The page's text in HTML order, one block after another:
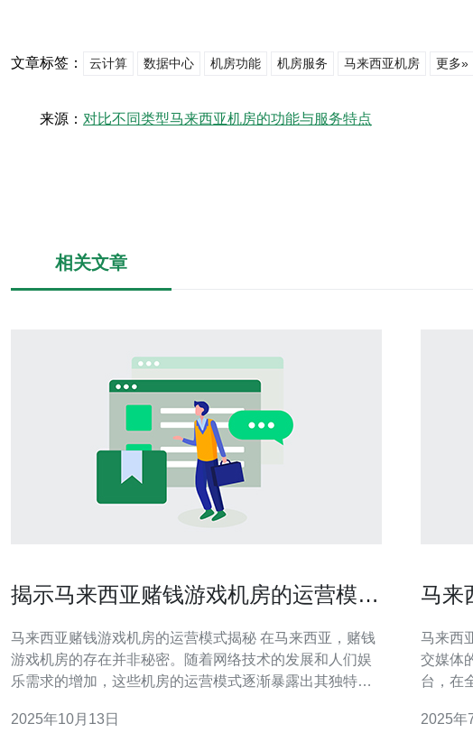
文章标签： 云计算 数据中心 机房功能 机房服务 马来西亚机房 更多»
来源： 对比不同类型马来西亚机房的功能与服务特点
相关文章
揭示马来西亚赌钱游戏机房的运营模式
马来西亚赌钱游戏机房的运营模式揭秘 在马来西亚，赌钱
游戏机房的存在并非秘密。随着网络技术的发展和人们娱
乐需求的增加，这些机房的运营模式逐渐暴露出其独特的
戏机房的运营模式与风险，深入剖析这一充满争议的行
2025年10月13日
马来
马来西
交媒体
台，在
决这一
2025年